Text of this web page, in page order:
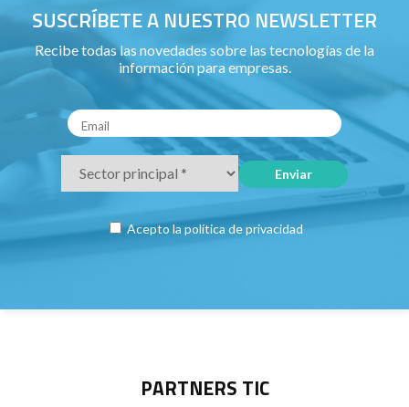
SUSCRÍBETE A NUESTRO NEWSLETTER
Recibe todas las novedades sobre las tecnologías de la
información para empresas.
Acepto la política de privacidad
PARTNERS TIC